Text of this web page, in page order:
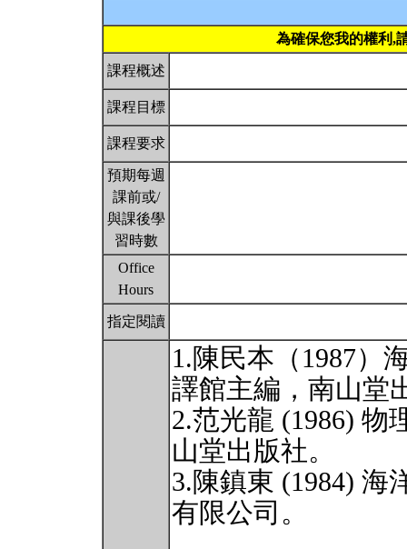
為確保您我的權利,
課程概述
課程目標
課程要求
預期每週
課前或/
與課後學
習時數
Office
Hours
指定閱讀
1.陳民本（1987）
譯館主編，南山堂
2.范光龍 (1986) 物
山堂出版社。
3.陳鎮東 (1984) 海
有限公司。